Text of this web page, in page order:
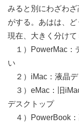
みると別にわざわ
がする。あはは、ど
現在、大きく分けて
１）PowerMac：
い
２）iMac：液晶デ
３）eMac：旧
デスクトップ
４）PowerBook：